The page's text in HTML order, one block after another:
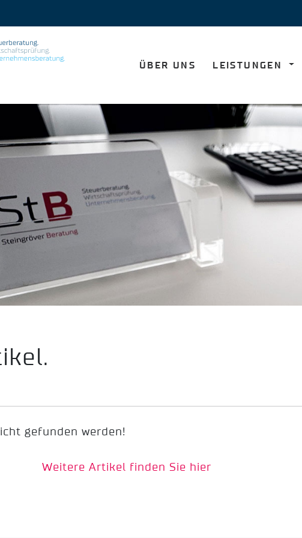
ÜBER UNS LEISTUNGEN
gefunden werden!
Weitere Artikel finden Sie hier